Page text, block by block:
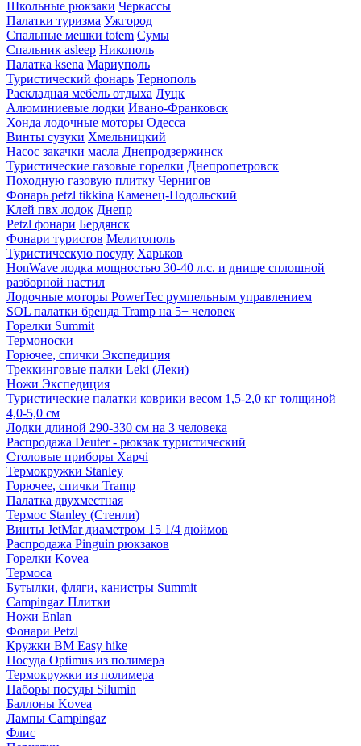
Школьные рюкзаки Черкассы
Палатки туризма Ужгород
Спальные мешки totem Сумы
Спальник asleep Никополь
Палатка ksena Мариуполь
Туристический фонарь Тернополь
Раскладная мебель отдыха Луцк
Алюминиевые лодки Ивано-Франковск
Хонда лодочные моторы Одесса
Винты сузуки Хмельницкий
Насос закачки масла Днепродзержинск
Туристические газовые горелки Днепропетровск
Походную газовую плитку Чернигов
Фонарь petzl tikkina Каменец-Подольский
Клей пвх лодок Днепр
Petzl фонари Бердянск
Фонари туристов Мелитополь
Туристическую посуду Харьков
HonWave лодка мощностью 30-40 л.с. и днище сплошной
разборной настил
Лодочные моторы PowerTec румпельным управлением
SOL палатки бренда Tramp на 5+ человек
Горелки Summit
Термоноски
Горючее, спички Экспедиция
Треккинговые палки Leki (Леки)
Ножи Экспедиция
Туристические палатки коврики весом 1,5-2,0 кг толщиной
4,0-5,0 см
Лодки длиной 290-330 см на 3 человека
Распродажа Deuter - рюкзак туристический
Столовые приборы Харчі
Термокружки Stanley
Горючее, спички Tramp
Палатка двухместная
Термос Stanley (Стенли)
Винты JetMar диаметром 15 1/4 дюймов
Распродажа Pinguin рюкзаков
Горелки Kovea
Термоса
Бутылки, фляги, канистры Summit
Campingaz Плитки
Ножи Enlan
Фонари Petzl
Кружки BM Easy hike
Посуда Optimus из полимера
Термокружки из полимера
Наборы посуды Silumin
Баллоны Kovea
Лампы Campingaz
Флис